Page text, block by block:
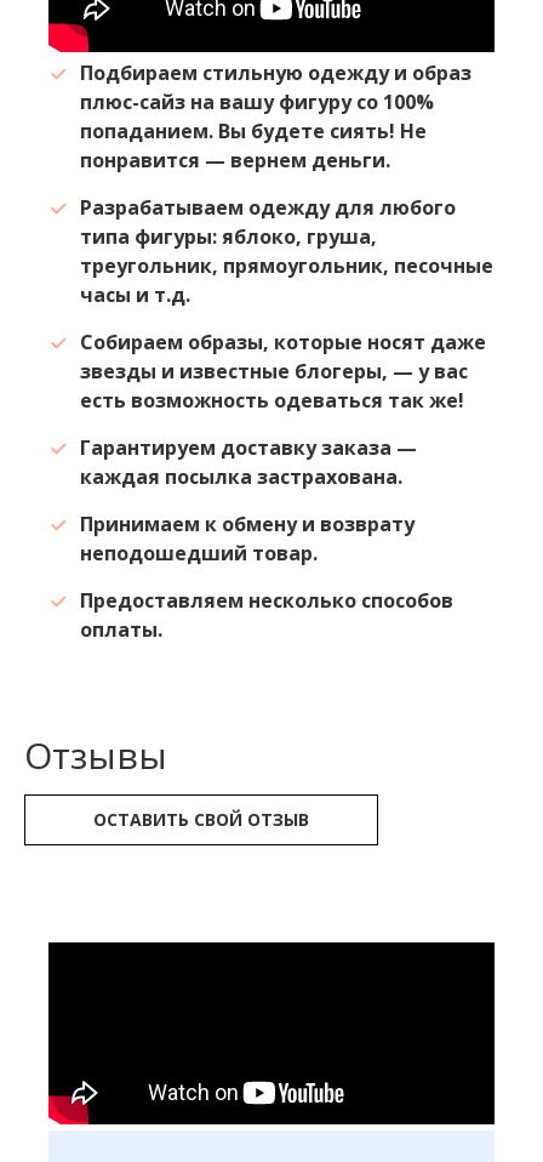
Подбираем стильную одежду и образ
плюс-сайз на вашу фигуру со 100%
попаданием. Вы будете сиять! Не
понравится — вернем деньги.
Разрабатываем одежду для любого
типа фигуры: яблоко, груша,
треугольник, прямоугольник, песочные
часы и т.д.
Собираем образы, которые носят даже
звезды и известные блогеры, — у вас
есть возможность одеваться так же!
Гарантируем доставку заказа —
каждая посылка застрахована.
Принимаем к обмену и возврату
неподошедший товар.
Предоставляем несколько способов
оплаты.
Отзывы
ОСТАВИТЬ СВОЙ ОТЗЫВ